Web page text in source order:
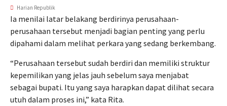
Harian Republik
Ia menilai latar belakang berdirinya perusahaan-
perusahaan tersebut menjadi bagian penting yang perlu
dipahami dalam melihat perkara yang sedang berkembang.
“Perusahaan tersebut sudah berdiri dan memiliki struktur
kepemilikan yang jelas jauh sebelum saya menjabat
sebagai bupati. Itu yang saya harapkan dapat dilihat secara
utuh dalam proses ini,” kata Rita.